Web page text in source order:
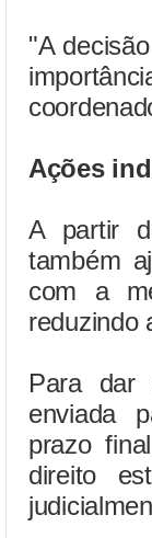
"A
Ações
A partir
também
com a
reduzindo
Para dar
enviada
prazo
direito